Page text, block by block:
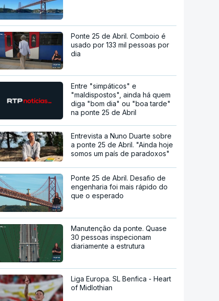
Ponte 25 de Abril. Comboio é
usado por 133 mil pessoas por
dia
Entre "simpáticos" e
"maldispostos", ainda há quem
diga "bom dia" ou "boa tarde"
na ponte 25 de Abril
Entrevista a Nuno Duarte sobre
a ponte 25 de Abril. "Ainda hoje
somos um país de paradoxos"
Ponte 25 de Abril. Desafio de
engenharia foi mais rápido do
que o esperado
Manutenção da ponte. Quase
30 pessoas inspecionam
diariamente a estrutura
Liga Europa. SL Benfica - Heart
of Midlothian